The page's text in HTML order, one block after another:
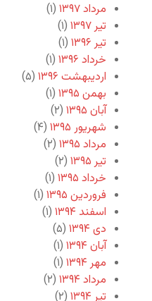
مرداد ۱۳۹۷
(۱)
تیر ۱۳۹۷
(۱)
تیر ۱۳۹۶
(۱)
خرداد ۱۳۹۶
(۱)
اردیبهشت ۱۳۹۶
(۵)
بهمن ۱۳۹۵
(۱)
آبان ۱۳۹۵
(۲)
شهریور ۱۳۹۵
(۴)
مرداد ۱۳۹۵
(۲)
تیر ۱۳۹۵
(۲)
خرداد ۱۳۹۵
(۱)
فروردین ۱۳۹۵
(۱)
اسفند ۱۳۹۴
(۱)
دی ۱۳۹۴
(۵)
آبان ۱۳۹۴
(۱)
مهر ۱۳۹۴
(۱)
مرداد ۱۳۹۴
(۲)
تیر ۱۳۹۴
(۲)